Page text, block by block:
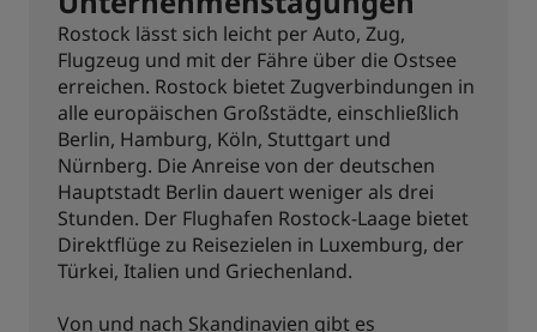
Rostock lässt sich leicht per Auto, Zug,
Flugzeug und mit der Fähre über die Ostsee
erreichen. Rostock bietet Zugverbindungen in
alle europäischen Großstädte, einschließlich
Berlin, Hamburg, Köln, Stuttgart und
Nürnberg. Die Anreise von der deutschen
Hauptstadt Berlin dauert weniger als drei
Stunden. Der Flughafen Rostock-Laage bietet
Direktflüge zu Reisezielen in Luxemburg, der
Türkei, Italien und Griechenland.
Von und nach Skandinavien gibt es